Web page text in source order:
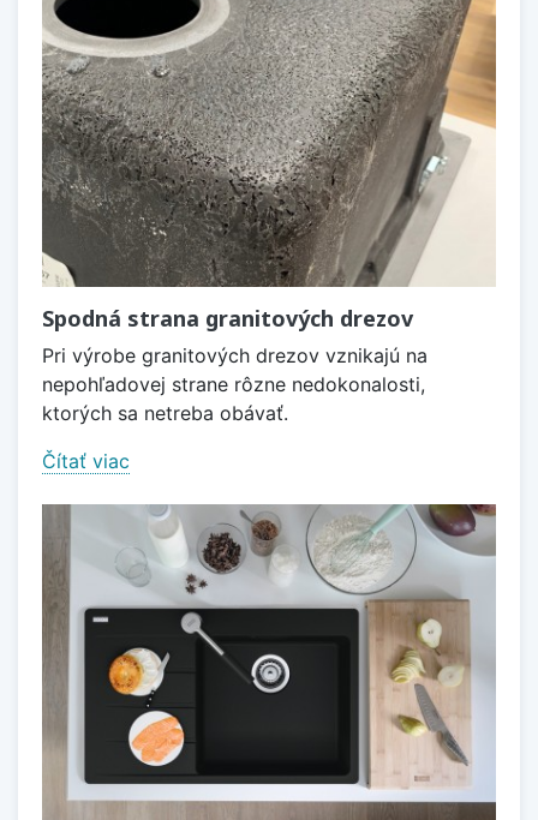
Spodná strana granitových drezov
Pri výrobe granitových drezov vznikajú na
nepohľadovej strane rôzne nedokonalosti,
ktorých sa netreba obávať.
Čítať viac